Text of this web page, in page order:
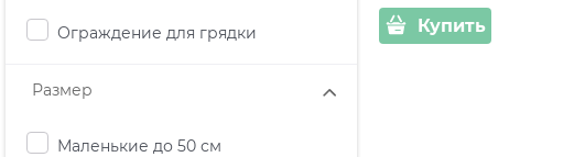
Ограждение для грядки
Размер
Маленькие до 50 см
Купить